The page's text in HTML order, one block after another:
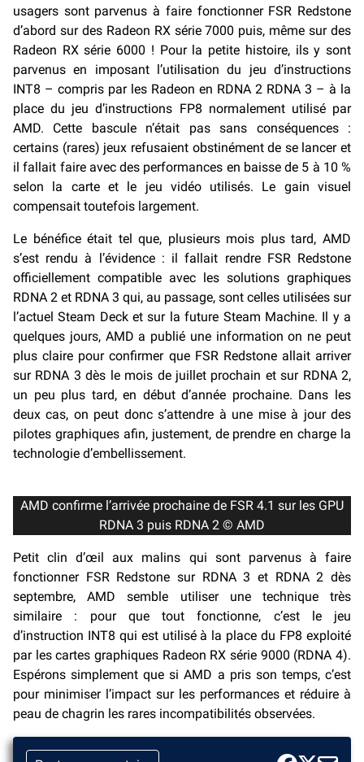
usagers sont parvenus à faire fonctionner FSR Redstone
d’abord sur des Radeon RX série 7000 puis, même sur des
Radeon RX série 6000 ! Pour la petite histoire, ils y sont
parvenus en imposant l’utilisation du jeu d’instructions
INT8 – compris par les Radeon en RDNA 2 RDNA 3 – à la
place du jeu d’instructions FP8 normalement utilisé par
AMD. Cette bascule n’était pas sans conséquences :
certains (rares) jeux refusaient obstinément de se lancer et
il fallait faire avec des performances en baisse de 5 à 10 %
selon la carte et le jeu vidéo utilisés. Le gain visuel
compensait toutefois largement.
Le bénéfice était tel que, plusieurs mois plus tard, AMD
s’est rendu à l’évidence : il fallait rendre FSR Redstone
officiellement compatible avec les solutions graphiques
RDNA 2 et RDNA 3 qui, au passage, sont celles utilisées sur
l’actuel Steam Deck et sur la future Steam Machine. Il y a
quelques jours, AMD a publié une information on ne peut
plus claire pour confirmer que FSR Redstone allait arriver
sur RDNA 3 dès le mois de juillet prochain et sur RDNA 2,
un peu plus tard, en début d’année prochaine. Dans les
deux cas, on peut donc s’attendre à une mise à jour des
pilotes graphiques afin, justement, de prendre en charge la
technologie d’embellissement.
AMD confirme l’arrivée prochaine de FSR 4.1 sur les GPU
RDNA 3 puis RDNA 2 © AMD
Petit clin d’œil aux malins qui sont parvenus à faire
fonctionner FSR Redstone sur RDNA 3 et RDNA 2 dès
septembre, AMD semble utiliser une technique très
similaire : pour que tout fonctionne, c’est le jeu
d’instruction INT8 qui est utilisé à la place du FP8 exploité
par les cartes graphiques Radeon RX série 9000 (RDNA 4).
Espérons simplement que si AMD a pris son temps, c’est
pour minimiser l’impact sur les performances et réduire à
peau de chagrin les rares incompatibilités observées.